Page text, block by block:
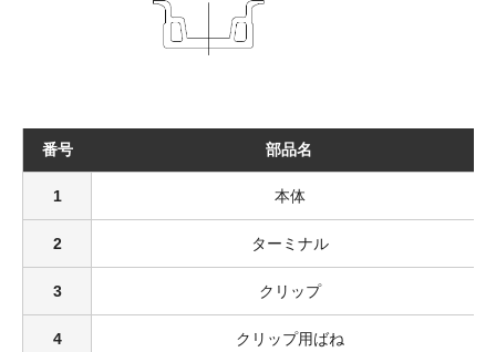
番号 部品名
1 本体
2 ターミナル
3 クリップ
4 クリップ用ばね